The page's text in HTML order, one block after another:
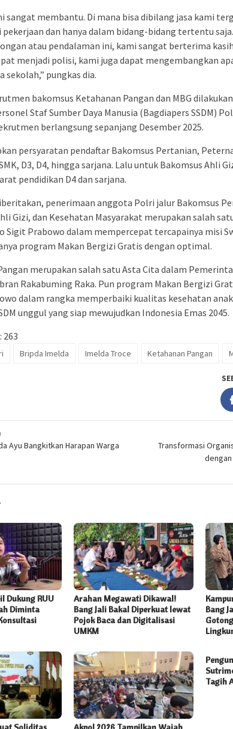
sangat membantu. Di mana bisa dibilang jasa kami
dan hanya dalam bidang-bidang tertentu
atau pendalaman ini, kami sangat berterima
menjadi polisi, kami juga dapat mengembangkan
sekolah,” pungkas dia.
bakomsus Ketahanan Pangan dan MBG
Staf Sumber Daya Manusia (Bagdiapers SSDM)
berlangsung sepanjang Desember 2025.
persyaratan pendaftar Bakomsus Pertanian,
D3, D4, hingga sarjana. Lalu untuk Bakomsus Ahli
pendidikan D4 dan sarjana.
penerimaan anggota Polri jalur Bakomsus
Gizi, dan Kesehatan Masyarakat merupakan salah
Sigit Prabowo dalam mempercepat tercapainya misi
program Makan Bergizi Gratis dengan optimal.
merupakan salah satu Asta Cita dalam
Rakabuming Raka. Pun program Makan Bergizi
dalam rangka memperbaiki kualitas kesehatan
unggul yang siap mewujudkan Indonesia Emas 2045.
263
Bripda Imelda Imelda Troce Ketahanan Pangan
Ayu Bangkitkan Harapan Warga
Transformasi
Dukung RUU
Diminta
Arahan Megawati Dikawal!
Bang Jali Bakal Diperkuat lewat
Pojok Baca dan Digitalisasi
UMKM
Bang
Tagih